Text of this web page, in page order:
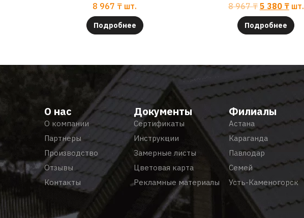
8 967 ₸ шт.
Подробнее
8 967₸ 5 380 ₸ шт.
Подробнее
О нас
О компании
Партнеры
Производство
Отзывы
Контакты
Документы
Сертификаты
Инструкции
Замерные листы
Цветовая карта
Рекламные материалы
Филиалы
Астана
Караганда
Павлодар
Семей
Усть-Каменогорск